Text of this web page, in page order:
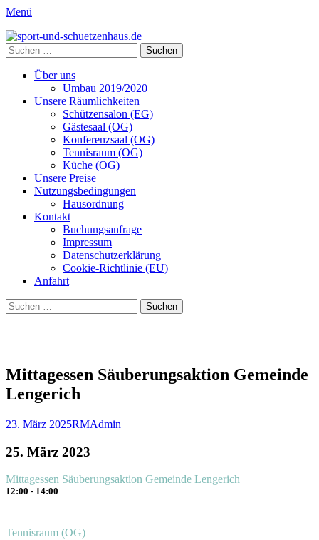
Menü
sport-und-schuetzenhaus.de
Sport- und Schützenhaus GbR
Suche
nach:
Primäres
Menü
Zum
springen
Über uns
Umbau 2019/2020
Unsere Räumlichkeiten
Schützensalon (EG)
Gästesaal (OG)
Konferenzsaal (OG)
Tennisraum (OG)
Küche (OG)
Unsere Preise
Nutzungsbedingungen
Hausordnung
Kontakt
Buchungsanfrage
Impressum
Datenschutzerklärung
Cookie-Richtlinie (EU)
Anfahrt
Suchen
Suche
nach:
Mittagessen Säuberungsaktion Gemeinde
Lengerich
Veröffentlicht
23. März 2025Autor
RMAdmin
25. März 2023
Mittagessen Säuberungsaktion Gemeinde Lengerich
12:00 - 14:00
Tennisraum (OG)